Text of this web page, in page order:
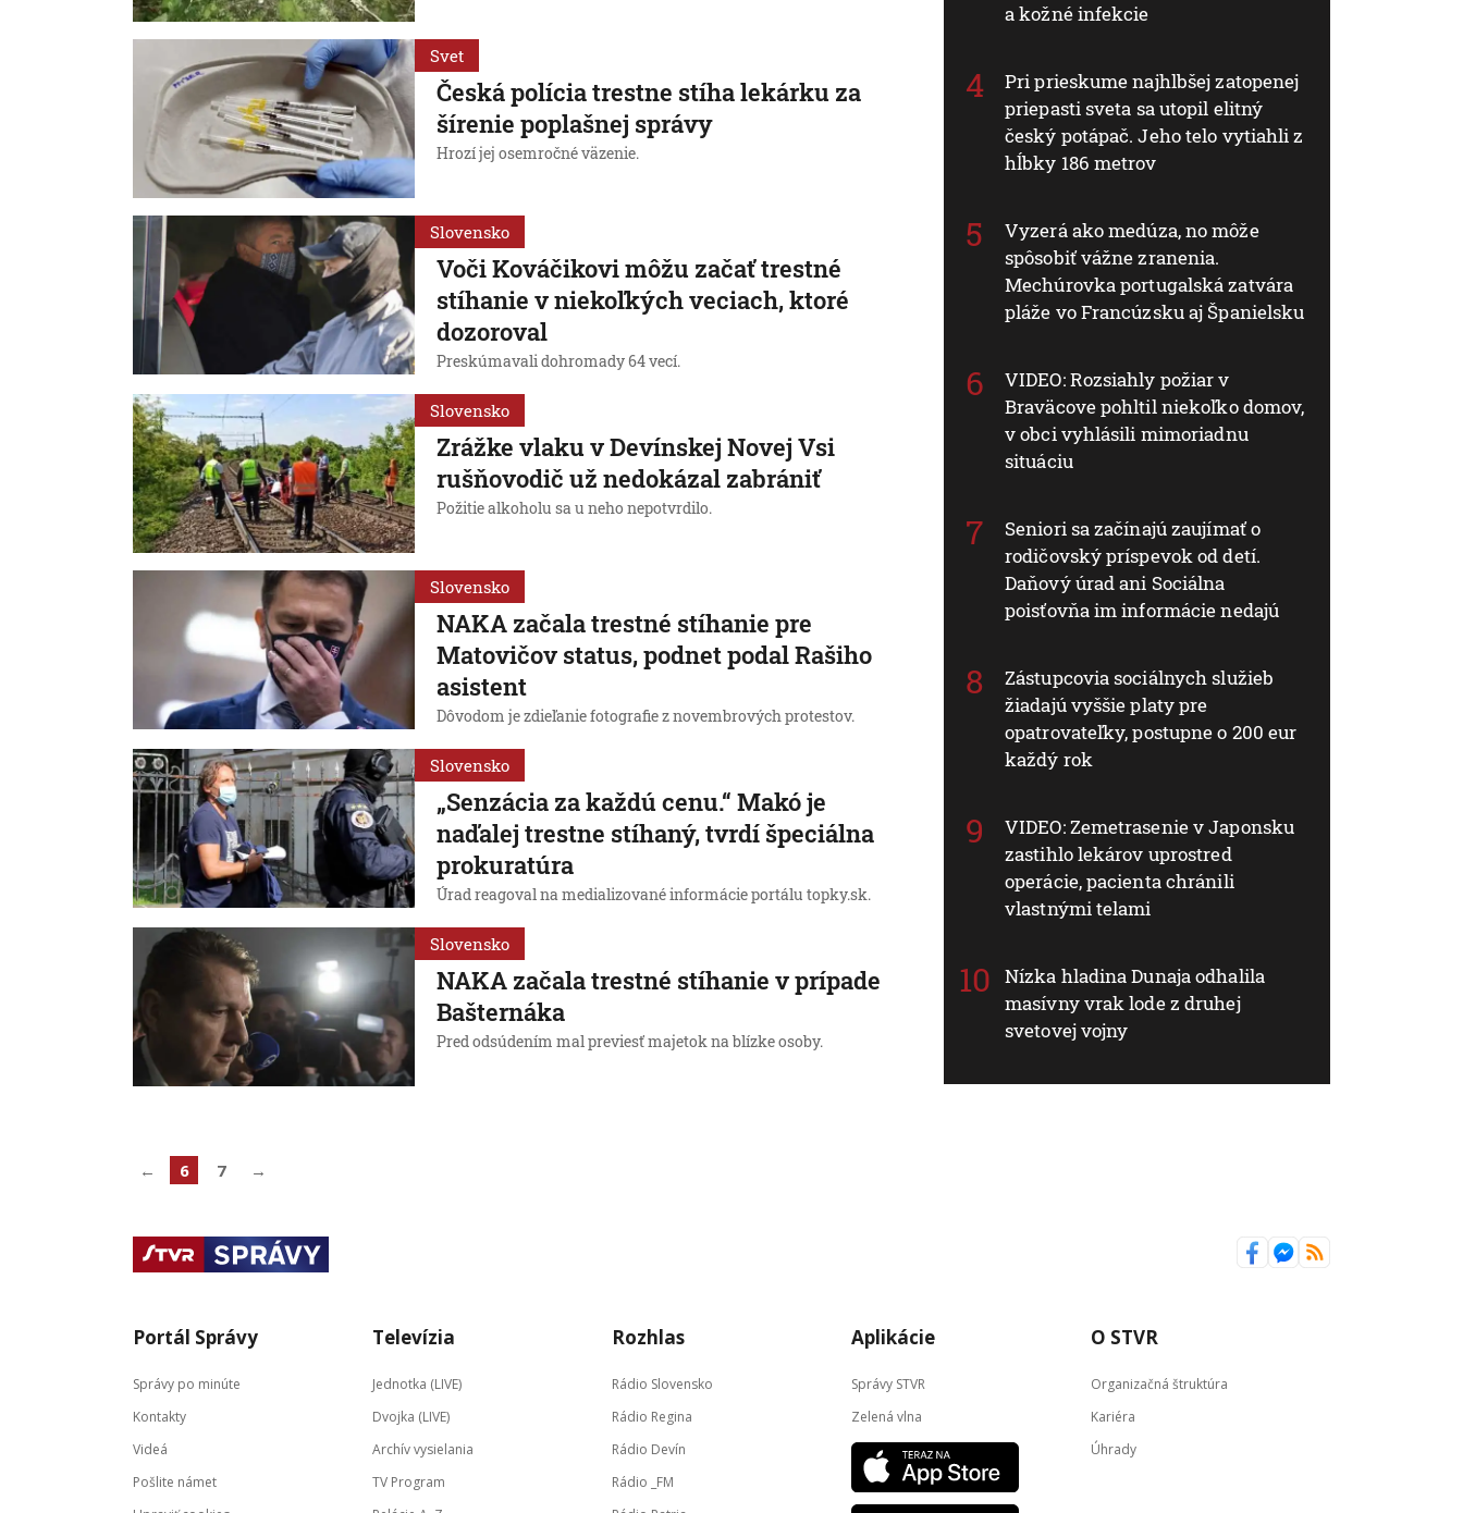
Svet
Česká polícia trestne stíha lekárku za
šírenie poplašnej správy
Hrozí jej osemročné väzenie.
Slovensko
Voči Kováčikovi môžu začať trestné
stíhanie v niekoľkých veciach, ktoré
dozoroval
Preskúmavali dohromady 64 vecí.
Slovensko
Zrážke vlaku v Devínskej Novej Vsi
rušňovodič už nedokázal zabrániť
Požitie alkoholu sa u neho nepotvrdilo.
Slovensko
NAKA začala trestné stíhanie pre
Matovičov status, podnet podal Rašiho
asistent
Dôvodom je zdieľanie fotografie z novembrových protestov.
Slovensko
„Senzácia za každú cenu.“ Makó je
naďalej trestne stíhaný, tvrdí špeciálna
prokuratúra
Úrad reagoval na medializované informácie portálu topky.sk.
Slovensko
NAKA začala trestné stíhanie v prípade
Bašternáka
Pred odsúdením mal previesť majetok na blízke osoby.
a kožné infekcie
Pri prieskume najhlbšej zatopenej
priepasti sveta sa utopil elitný
český potápač. Jeho telo vytiahli z
hĺbky 186 metrov
Vyzerá ako medúza, no môže
spôsobiť vážne zranenia.
Mechúrovka portugalská zatvára
pláže vo Francúzsku aj Španielsku
VIDEO: Rozsiahly požiar v
Braväcove pohltil niekoľko domov,
v obci vyhlásili mimoriadnu
situáciu
Seniori sa začínajú zaujímať o
rodičovský príspevok od detí.
Daňový úrad ani Sociálna
poisťovňa im informácie nedajú
Zástupcovia sociálnych služieb
žiadajú vyššie platy pre
opatrovateľky, postupne o 200 eur
každý rok
VIDEO: Zemetrasenie v Japonsku
zastihlo lekárov uprostred
operácie, pacienta chránili
vlastnými telami
Nízka hladina Dunaja odhalila
masívny vrak lode z druhej
svetovej vojny
← 6 7 →
Portál Správy
Správy po minúte
Kontakty
Videá
Pošlite námet
Televízia
Jednotka (LIVE)
Dvojka (LIVE)
Archív vysielania
TV Program
Rozhlas
Rádio Slovensko
Rádio Regina
Rádio Devín
Rádio _FM
Aplikácie
Správy STVR
Zelená vlna
O STVR
Organizačná štruktúra
Kariéra
Úhrady